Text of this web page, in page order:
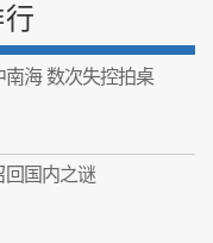
海 数次失控拍桌
回国内之谜